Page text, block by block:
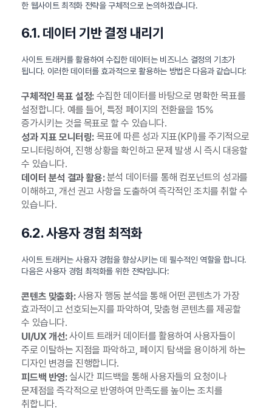
한 웹사이트 최적화 전략을 구체적으로 논의하겠습니다.
6.1. 데이터 기반 결정 내리기
사이트 트래커를 활용하여 수집한 데이터는 비즈니스 결정의 기초가
됩니다. 이러한 데이터를 효과적으로 활용하는 방법은 다음과 같습니다:
구체적인 목표 설정:수집한 데이터를 바탕으로 명확한 목표를
설정합니다. 예를 들어, 특정 페이지의 전환율을 15%
증가시키는 것을 목표로 할 수 있습니다.
성과 지표 모니터링:목표에 따른 성과 지표(KPI)를 주기적으로
모니터링하여, 진행 상황을 확인하고 문제 발생 시 즉시 대응할
수 있습니다.
데이터 분석 결과 활용:분석 데이터를 통해 컴포넌트의 성과를
이해하고, 개선 권고 사항을 도출하여 즉각적인 조치를 취할 수
있습니다.
6.2. 사용자 경험 최적화
사이트 트래커는 사용자 경험을 향상시키는 데 필수적인 역할을 합니다.
다음은 사용자 경험 최적화를 위한 전략입니다:
콘텐츠 맞춤화:사용자 행동 분석을 통해 어떤 콘텐츠가 가장
효과적이고 선호되는지를 파악하여, 맞춤형 콘텐츠를 제공할
수 있습니다.
UI/UX 개선:사이트 트래커 데이터를 활용하여 사용자들이
주로 이탈하는 지점을 파악하고, 페이지 탐색을 용이하게 하는
디자인 변경을 진행합니다.
피드백 반영:실시간 피드백을 통해 사용자들의 요청이나
문제점을 즉각적으로 반영하여 만족도를 높이는 조치를
취합니다.